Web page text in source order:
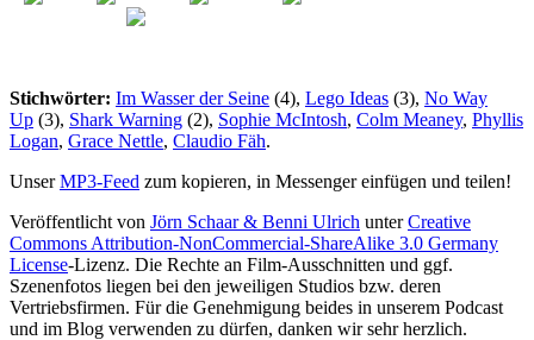
Stichwörter: Im Wasser der Seine (4), Lego Ideas (3), No Way
Up (3), Shark Warning (2), Sophie McIntosh, Colm Meaney, Phyllis
Logan, Grace Nettle, Claudio Fäh.
UnserMP3-Feed zum kopieren, in Messenger einfügen und teilen!
Veröffentlicht von Jörn Schaar & Benni Ulrich unterCreative
Commons Attribution-NonCommercial-ShareAlike 3.0 Germany
License-Lizenz. Die Rechte an Film-Ausschnitten und ggf.
Szenenfotos liegen bei den jeweiligen Studios bzw. deren
Vertriebsfirmen. Für die Genehmigung beides in unserem Podcast
und im Blog verwenden zu dürfen, danken wir sehr herzlich.